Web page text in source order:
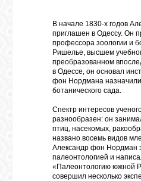
В начале 1830-х годов
приглашен в Одессу. Он
профессора зоологии и
Ришелье, высшем
преобразованном
в Одессе, он основал
фон Нордмана
ботанического сада.
Спектр интересов
разнообразен: он
птиц, насекомых,
названо восемь видов
Александр фон Нордман
палеонтологией и
«Палеонтологию южной
совершил несколько